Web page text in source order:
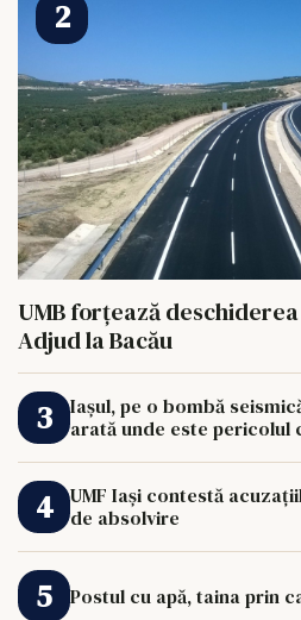
UMB forțează
Adjud la Bacău
Iașul, pe o bombă
arată unde este pericolul
UMF Iași contestă
de absolvire
Postul cu apă, taina prin